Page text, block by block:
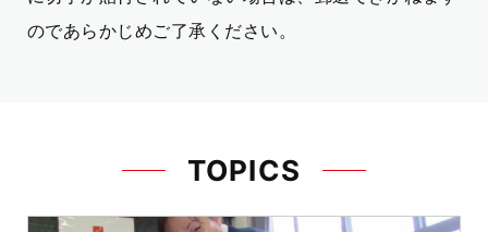
のであらかじめご了承ください。
TOPICS